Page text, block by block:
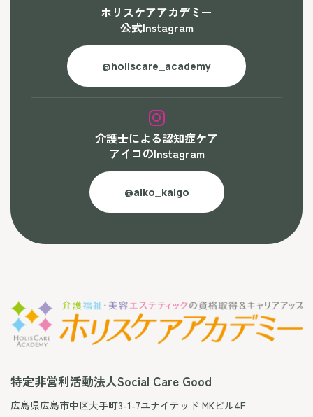
ホリスケアアカデミー
公式Instagram
@holiscare_academy
介護士による認知症ケア
アイコのInstagram
@aiko_kaigo
特定非営利活動法人Social Care Good
広島県広島市中区大手町3-1-7ユナイテッド MKビル4F